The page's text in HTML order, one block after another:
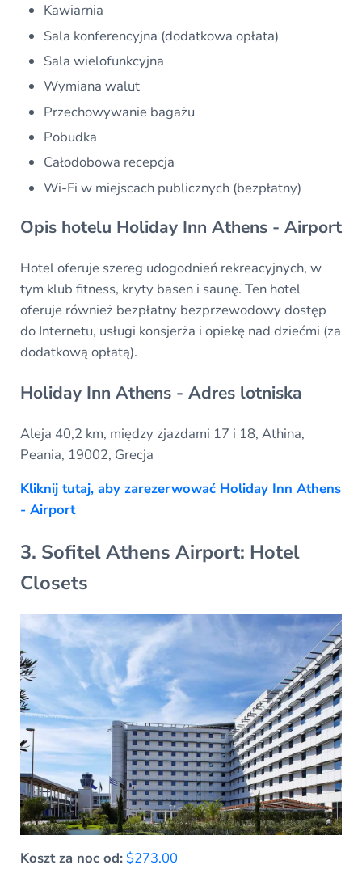
Kawiarnia
Sala konferencyjna (dodatkowa opłata)
Sala wielofunkcyjna
Wymiana walut
Przechowywanie bagażu
Pobudka
Całodobowa recepcja
Wi-Fi w miejscach publicznych (bezpłatny)
Opis hotelu Holiday Inn Athens - Airport
Hotel oferuje szereg udogodnień rekreacyjnych, w
tym klub fitness, kryty basen i saunę. Ten hotel
oferuje również bezpłatny bezprzewodowy dostęp
do Internetu, usługi konsjerża i opiekę nad dziećmi (za
dodatkową opłatą).
Holiday Inn Athens - Adres lotniska
Aleja 40,2 km, między zjazdami 17 i 18, Athina,
Peania, 19002, Grecja
Kliknij tutaj, aby zarezerwować Holiday Inn Athens
- Airport
3. Sofitel Athens Airport: Hotel
Closets
Koszt za noc od: $273.00